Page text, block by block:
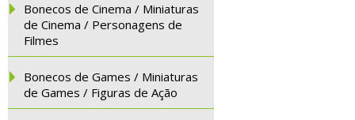
Bonecos de Cinema / Miniaturas
de Cinema / Personagens de
Filmes
Bonecos de Games / Miniaturas
de Games / Figuras de Ação